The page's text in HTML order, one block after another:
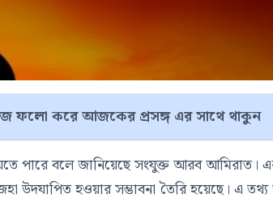
ফলো করে আজকের প্রসঙ্গ এর সাথে থাকুন
পারে বলে জানিয়েছে সংযুক্ত আরব আমিরাত।
উদযাপিত হওয়ার সম্ভাবনা তৈরি হয়েছে। এ